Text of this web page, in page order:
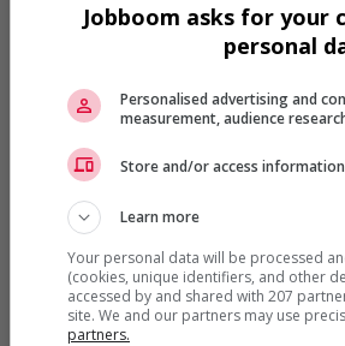
Truck driver
Automobile,
Truck driver
Jobboom asks for your
personal
Personalised advertising and
measurement, audience
Store and/or access
Learn more
Your personal data will be processed
(cookies, unique identifiers, and other
accessed by and shared with 207
site. We and our partners may use
partners.